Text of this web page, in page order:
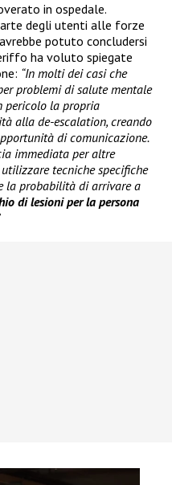
in ospedale.
degli utenti alle forze
potuto concludersi
ha voluto spiegate
“In molti dei casi che
problemi di salute mentale
pericolo la propria
alla de-escalation, creando
di comunicazione.
immediata per altre
tecniche specifiche
la probabilità di arrivare a
di lesioni per la persona